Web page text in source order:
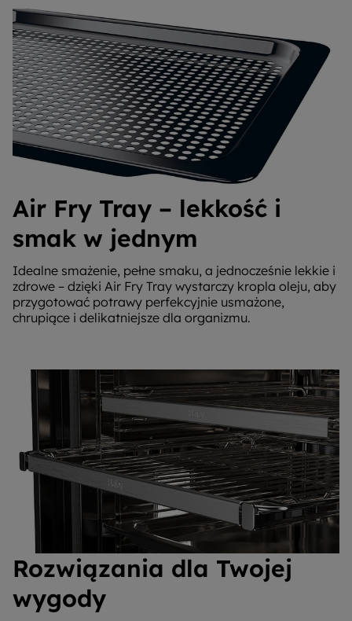
Air Fry Tray – lekkość i
smak w jednym
Idealne smażenie, pełne smaku, a jednocześnie lekkie i
zdrowe – dzięki Air Fry Tray wystarczy kropla oleju, aby
przygotować potrawy perfekcyjnie usmażone,
chrupiące i delikatniejsze dla organizmu.
Rozwiązania dla Twojej
wygody